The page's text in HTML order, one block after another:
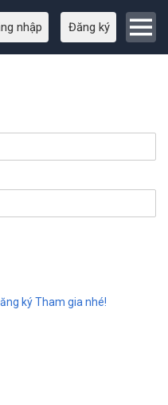
nhập Đăng ký
ký Tham gia nhé!